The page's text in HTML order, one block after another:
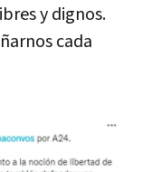
y dignos.
cada